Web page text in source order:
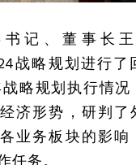
书记、董事长
战略规划进行了
略规划执行情况
济形势，研判了
业务板块的影响
任务。